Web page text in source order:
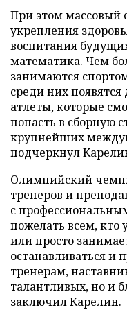
При этом массовый
укрепления
воспитания
математика. Чем
занимаются
среди них
атлеты, которые
попасть в сборную
крупнейших
подчеркнул
Олимпийский
тренеров и
с
пожелать всем, кто
или просто
останавливаться и
тренерам,
талантливых, но и
заключил Карелин.